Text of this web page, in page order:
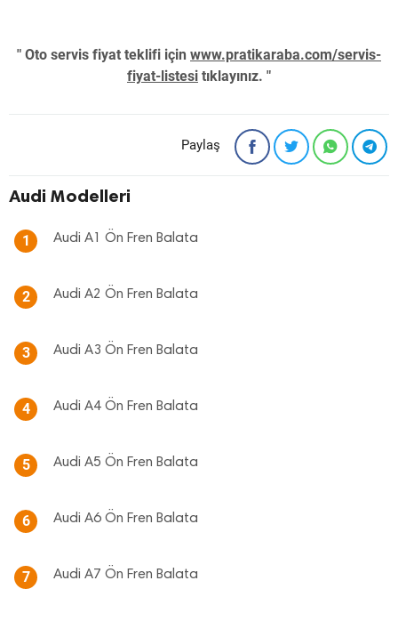
" Oto servis fiyat teklifi için www.pratikaraba.com/servis-
fiyat-listesi tıklayınız. "
Paylaş
Audi Modelleri
1 Audi A1 Ön Fren Balata
2 Audi A2 Ön Fren Balata
3 Audi A3 Ön Fren Balata
4 Audi A4 Ön Fren Balata
5 Audi A5 Ön Fren Balata
6 Audi A6 Ön Fren Balata
7 Audi A7 Ön Fren Balata